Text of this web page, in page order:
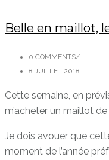
Belle en maillot,
0 COMMENTS/
8 JUILLET 2018
Cette semaine, en
m’acheter un maillot de
Je dois avouer que
moment de l’année